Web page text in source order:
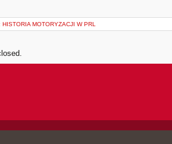
HISTORIA MOTORYZACJI W PRL